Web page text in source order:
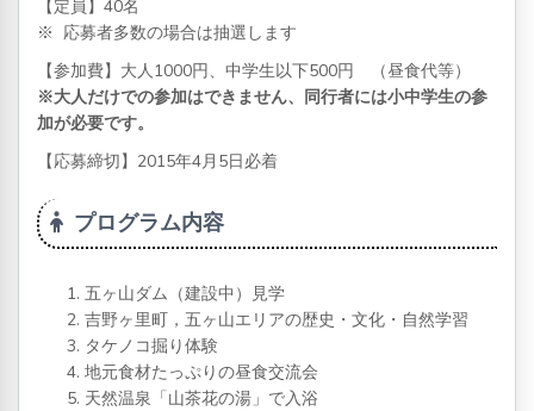
【定員】40名
※ 応募者多数の場合は抽選します
【参加費】大人1000円、中学生以下500円 （昼食代等）
※大人だけでの参加はできません、同行者には小中学生の参
加が必要です。
【応募締切】2015年4月5日必着
プログラム内容
五ヶ山ダム（建設中）見学
吉野ヶ里町，五ヶ山エリアの歴史・文化・自然学習
タケノコ掘り体験
地元食材たっぷりの昼食交流会
天然温泉「山茶花の湯」で入浴